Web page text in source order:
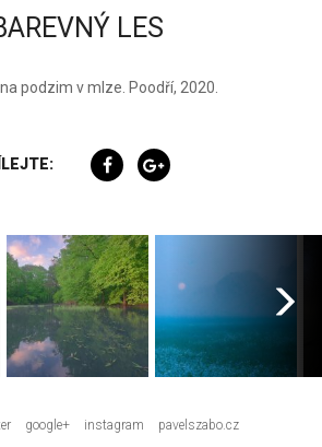
LES
na podzim v mlze. Poodří, 2020.
google+ instagram pavelszabo.cz